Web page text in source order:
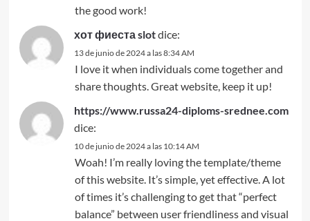
the good work!
хот фиеста slotdice:
13 de junio de 2024 a las 8:34 AM
I love it when individuals come together and
share thoughts. Great website, keep it up!
https://www.russa24-diploms-srednee.com
dice:
10 de junio de 2024 a las 10:14 AM
Woah! I’m really loving the template/theme
of this website. It’s simple, yet effective. A lot
of times it’s challenging to get that “perfect
balance” between user friendliness and visual